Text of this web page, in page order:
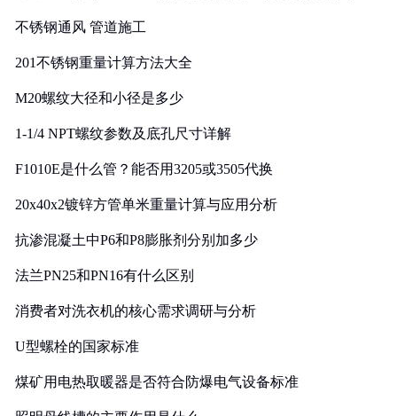
不锈钢通风 管道施工
201不锈钢重量计算方法大全
M20螺纹大径和小径是多少
1-1/4 NPT螺纹参数及底孔尺寸详解
F1010E是什么管？能否用3205或3505代换
20x40x2镀锌方管单米重量计算与应用分析
抗渗混凝土中P6和P8膨胀剂分别加多少
法兰PN25和PN16有什么区别
消费者对洗衣机的核心需求调研与分析
U型螺栓的国家标准
煤矿用电热取暖器是否符合防爆电气设备标准